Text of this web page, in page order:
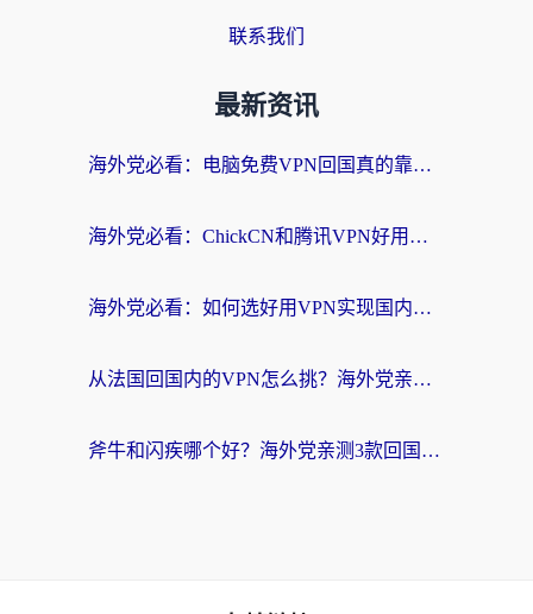
联系我们
最新资讯
海外党必看：电脑免费VPN回国真的靠谱吗？附实测对比与最优方案指南
海外党必看：ChickCN和腾讯VPN好用吗？3招选对回国加速器，告别地区限制
海外党必看：如何选好用VPN实现国内资源无缝访问？从越南到全球都适用
从法国回国内的VPN怎么挑？海外党亲测：稳定、多端、安全才是关键
斧牛和闪疾哪个好？海外党亲测3款回国加速器，教你选到不踩坑的那一款